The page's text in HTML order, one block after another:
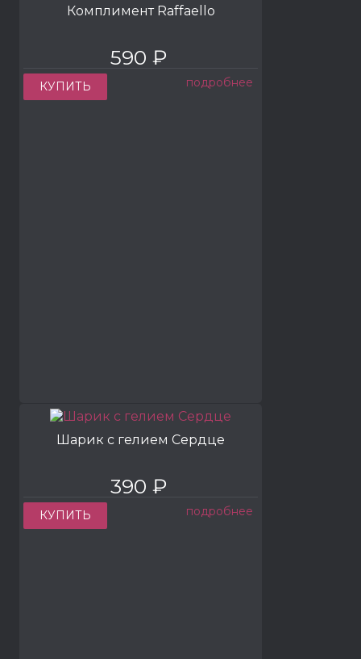
Комплимент Raffaello
590 ₽
КУПИТЬ подробнее
Шарик с гелием Сердце
390 ₽
КУПИТЬ подробнее